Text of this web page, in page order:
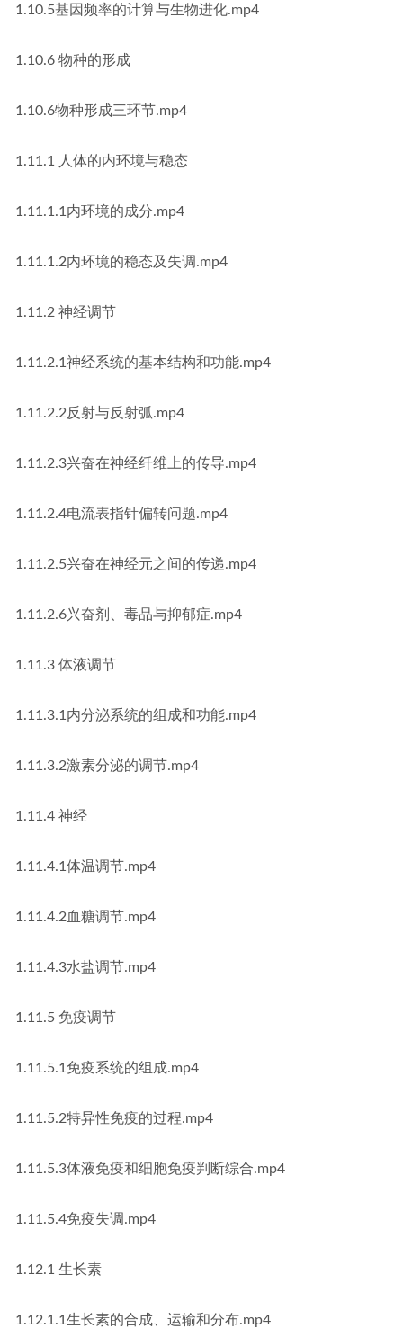
1.10.5基因频率的计算与生物进化.mp4
1.10.6 物种的形成
1.10.6物种形成三环节.mp4
1.11.1 人体的内环境与稳态
1.11.1.1内环境的成分.mp4
1.11.1.2内环境的稳态及失调.mp4
1.11.2 神经调节
1.11.2.1神经系统的基本结构和功能.mp4
1.11.2.2反射与反射弧.mp4
1.11.2.3兴奋在神经纤维上的传导.mp4
1.11.2.4电流表指针偏转问题.mp4
1.11.2.5兴奋在神经元之间的传递.mp4
1.11.2.6兴奋剂、毒品与抑郁症.mp4
1.11.3 体液调节
1.11.3.1内分泌系统的组成和功能.mp4
1.11.3.2激素分泌的调节.mp4
1.11.4 神经
1.11.4.1体温调节.mp4
1.11.4.2血糖调节.mp4
1.11.4.3水盐调节.mp4
1.11.5 免疫调节
1.11.5.1免疫系统的组成.mp4
1.11.5.2特异性免疫的过程.mp4
1.11.5.3体液免疫和细胞免疫判断综合.mp4
1.11.5.4免疫失调.mp4
1.12.1 生长素
1.12.1.1生长素的合成、运输和分布.mp4